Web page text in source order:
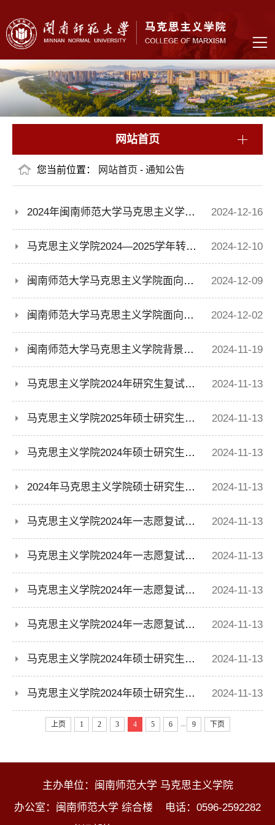
网站首页
您当前位置： 网站首页 - 通知公告
2024-12-16
2024年闽南师范大学马克思主义学院科研助理拟聘人选公示
2024-12-10
马克思主义学院2024—2025学年转专业名单公示
2024-12-09
闽南师范大学马克思主义学院面向2024届毕业生公开招聘科研助理资格审查公示
2024-12-02
闽南师范大学马克思主义学院面向2024届毕业生公开招聘科研助理招聘启事
2024-11-19
闽南师范大学马克思主义学院背景墙采购项目结果公告
2024-11-13
马克思主义学院2024年研究生复试参考书目
2024-11-13
马克思主义学院2025年硕士研究生计划指标
2024-11-13
马克思主义学院2024年硕士研究生复试考生须知
2024-11-13
2024年马克思主义学院硕士研究生一志愿复试名单
2024-11-13
马克思主义学院2024年一志愿复试结果及拟录取情况公示(学科教学（思政）专业)
2024-11-13
马克思主义学院2024年一志愿复试结果及拟录取情况公示(思想政治教育专业)
2024-11-13
马克思主义学院2024年一志愿复试结果及拟录取情况公示(马克思主义中国化研究专业)
2024-11-13
马克思主义学院2024年一志愿复试结果及拟录取情况公示(马克思主义基本原理、中国近现代史基本问题研究专业)
2024-11-13
马克思主义学院2024年硕士研究生调剂信息公告
2024-11-13
马克思主义学院2024年硕士研究生中国近现代史基本问题研究专业调剂复试名单公布
上页 1 2 3 4 5 6 ... 9 下页
主办单位：闽南师范大学 马克思主义学院
办公室：闽南师范大学 综合楼 电话：0596-2592282